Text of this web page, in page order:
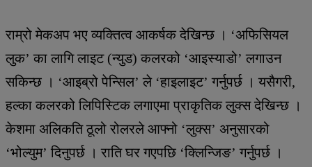
राम्रो मेकअप भए व्यक्तित्व आकर्षक देखिन्छ । ‘अफिसियल
लुक’ का लागि लाइट (न्युड) कलरको ‘आइस्याडो’ लगाउन
सकिन्छ । ‘आइब्रो पेन्सिल’ ले ‘हाइलाइट’ गर्नुपर्छ । यसैगरी,
हल्का कलरको लिपिस्टिक लगाएमा प्राकृतिक लुक्स देखिन्छ ।
केशमा अलिकति ठूलो रोलरले आफ्नो ‘लुक्स’ अनुसारको
‘भोल्युम’ दिनुपर्छ । राति घर गएपछि ‘क्लिन्जिङ’ गर्नुपर्छ ।